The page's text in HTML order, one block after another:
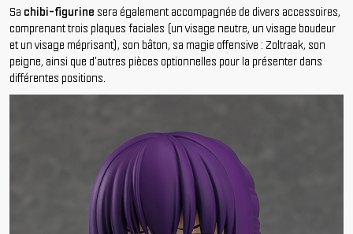
Sa chibi-figurine sera également accompagnée de divers accessoires,
comprenant trois plaques faciales (un visage neutre, un visage boudeur
et un visage méprisant), son bâton, sa magie offensive : Zoltraak, son
peigne, ainsi que d'autres pièces optionnelles pour la présenter dans
différentes positions.